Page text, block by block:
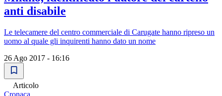
anti disabile
Le telecamere del centro commerciale di Carugate hanno ripreso un
uomo al quale gli inquirenti hanno dato un nome
26 Ago 2017 - 16:16
Articolo
Cronaca